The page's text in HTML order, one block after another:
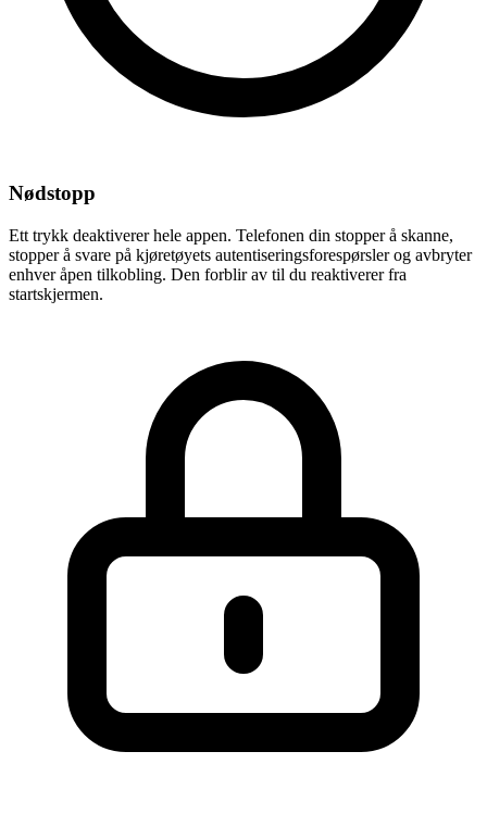
Nødstopp
Ett trykk deaktiverer hele appen. Telefonen din stopper å skanne,
stopper å svare på kjøretøyets autentiseringsforespørsler og avbryter
enhver åpen tilkobling. Den forblir av til du reaktiverer fra
startskjermen.